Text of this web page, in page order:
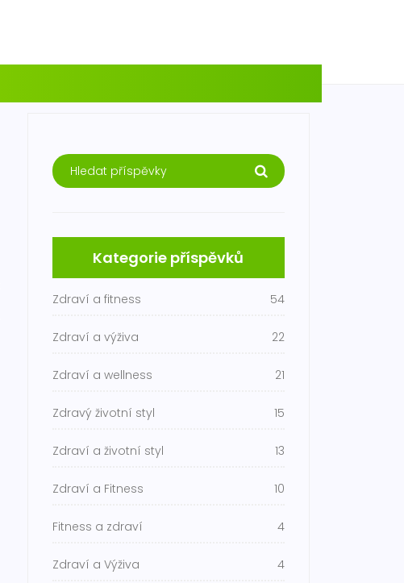
Kategorie příspěvků
Zdraví a fitness 54
Zdraví a výživa 22
Zdraví a wellness 21
Zdravý životní styl 15
Zdraví a životní styl 13
Zdraví a Fitness 10
Fitness a zdraví 4
Zdraví a Výživa 4